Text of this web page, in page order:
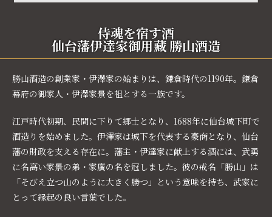
侍魂を宿す酒
仙台藩伊達家御用藏 勝山酒造
勝山酒造の創業家・伊澤家の始まりは、鎌倉時代の1190年。鎌倉
幕府の御家人・伊澤家景を祖とする一族です。
江戸時代初期、民間に下りて郷士となり、1688年に仙台城下町で
酒造りを始めました。伊澤家は城下を代表する豪商となり、仙台
藩の財政を支える存在に。藩主・伊達家に献上する酒には、武勇
に名高い家景の弟・家廣の名を冠しました。彼の戒名「勝山」は
「そびえ立つ山のように大きく勝つ」という意味を持ち、武家に
とって縁起の良い言葉でした。